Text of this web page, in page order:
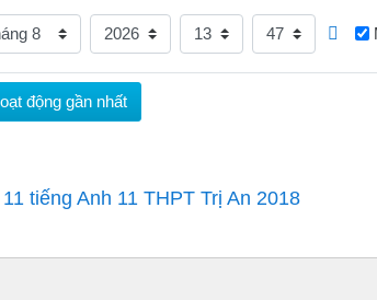
Năm Phút
tiếng Anh 11 THPT Trị An 2018